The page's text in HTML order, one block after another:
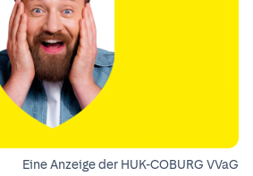
Eine Anzeige der HUK-COBURG VVaG